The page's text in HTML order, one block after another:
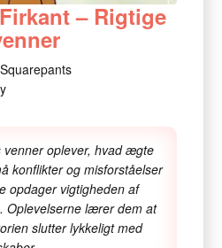
– Rigtige
venner oplever, hvad ægte
konflikter og misforståelser
opdager vigtigheden af
Oplevelserne lærer dem at
slutter lykkeligt med